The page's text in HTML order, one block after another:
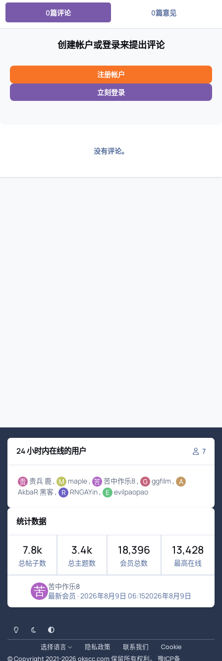
0篇评论 0篇意见
创建帐户或登录来提出评论
注册帐户
立刻登录
没有评论。
24 小时内在线的用户 7
贵兵 鹿 maple 苦中作乐8
ggfilm
AkbaR 黑客
RNGAYin evilpaopao
统计数据
7.8k
总帖子数
3.4k
总主题数
18,396
会员总数
13,428
最高在线
苦中作乐8
最新会员 ·2026年8月9日 06:152026年8月9日
浅色模式黑暗模式系统偏好
选择语言 隐私政策 联系我们
Cookie
© Copyright 2021-2026 okscc.com 保留所有权利。 豫ICP备